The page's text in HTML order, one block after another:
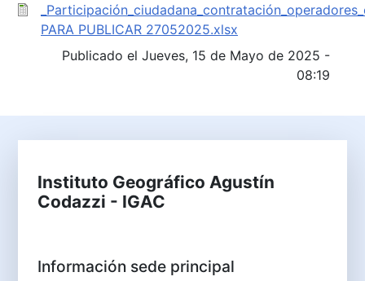
PARA PUBLICAR 27052025.xlsx
Publicado el Jueves, 15 de Mayo de 2025 -
08:19
Instituto Geográfico Agustín
Codazzi - IGAC
Información sede principal